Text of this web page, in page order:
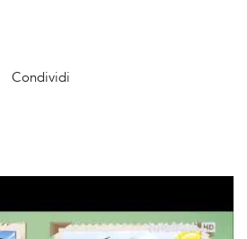
Condividi